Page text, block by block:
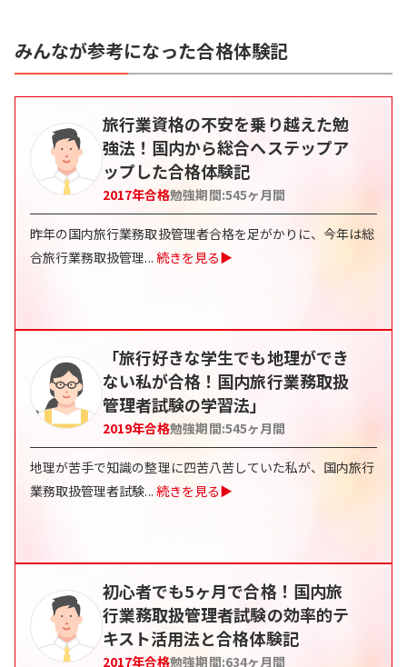
みんなが参考になった合格体験記
旅行業資格の不安を乗り越えた勉
強法！国内から総合へステップア
ップした合格体験記
2017年合格勉強期間:545ヶ月間
昨年の国内旅行業務取扱管理者合格を足がかりに、今年は総
合旅行業務取扱管理... 続きを見る▶
「旅行好きな学生でも地理ができ
ない私が合格！国内旅行業務取扱
管理者試験の学習法」
2019年合格勉強期間:545ヶ月間
地理が苦手で知識の整理に四苦八苦していた私が、国内旅行
業務取扱管理者試験... 続きを見る▶
初心者でも5ヶ月で合格！国内旅
行業務取扱管理者試験の効率的テ
キスト活用法と合格体験記
2017年合格勉強期間:634ヶ月間